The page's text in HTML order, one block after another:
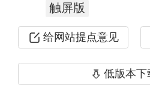
Coherent涨超17%，
超13%。
触屏版
给网站提点意见
低版本下